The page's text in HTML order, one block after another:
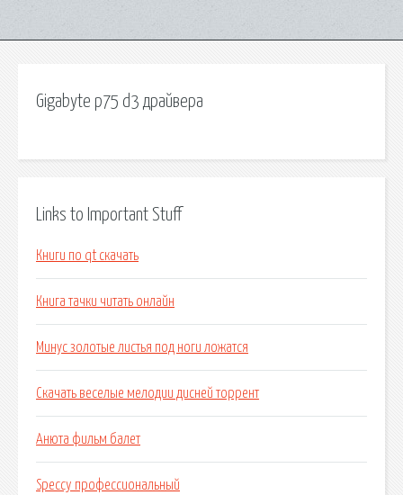
Gigabyte p75 d3 драйвера
Links to Important Stuff
Книги по qt скачать
Книга тачки читать онлайн
Минус золотые листья под ноги ложатся
Скачать веселые мелодии дисней торрент
Анюта фильм балет
Speccy профессиональный